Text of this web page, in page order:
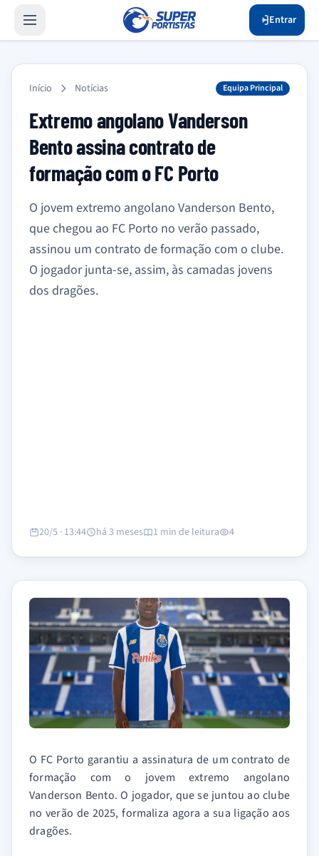
Entrar
Início Notícias Equipa Principal
Extremo angolano Vanderson
Bento assina contrato de
formação com o FC Porto
O jovem extremo angolano Vanderson Bento,
que chegou ao FC Porto no verão passado,
assinou um contrato de formação com o clube.
O jogador junta-se, assim, às camadas jovens
dos dragões.
20/5 · 13:44 há 3 meses 1 min de leitura 4
O FC Porto garantiu a assinatura de um contrato de
formação com o jovem extremo angolano
Vanderson Bento. O jogador, que se juntou ao clube
no verão de 2025, formaliza agora a sua ligação aos
dragões.